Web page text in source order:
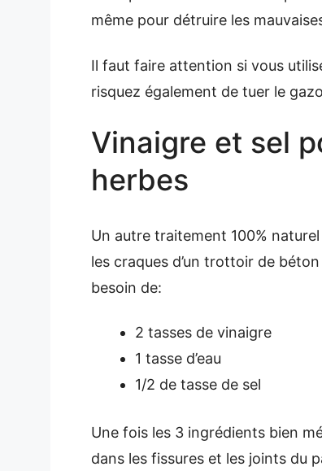
même pour détruire les
Il faut faire attention si vous
risquez également de tuer le
Vinaigre et sel
herbes
Un autre traitement 100%
les craques d’un trottoir de
besoin de:
2 tasses de vinaigre
1 tasse d’eau
1/2 de tasse de sel
Une fois les 3 ingrédients bien
dans les fissures et les joints du